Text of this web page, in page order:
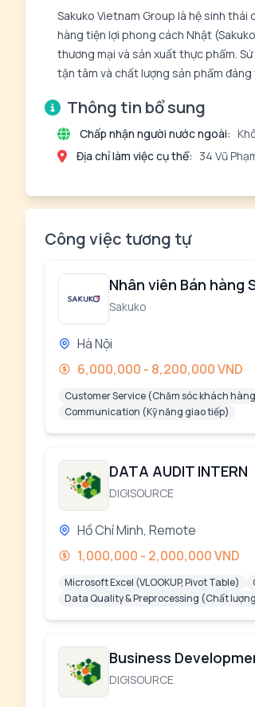
Sakuko Vietnam Group là hệ sinh thái
hàng tiện lợi phong cách Nhật
thương mại và sản xuất thực phẩm.
tận tâm và chất lượng sản phẩm đáng
Thông tin bổ sung
Chấp nhận người nước ngoài:
Địa chỉ làm việc cụ thể: 34 Vũ
Công việc tương tự
Nhân viên Bán hàng
Sakuko
Hà Nội
6,000,000 - 8,200,000 VND
Customer Service (Chăm sóc khách
Communication (Kỹ năng giao tiếp)
DATA AUDIT INTERN
DIGISOURCE
Hồ Chí Minh, Remote
1,000,000 - 2,000,000 VND
Microsoft Excel (VLOOKUP, Pivot Table)
Data Quality & Preprocessing (Chất
Business
DIGISOURCE